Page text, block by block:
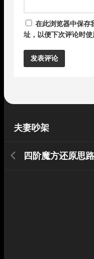
在此浏览器中保存
址，以便下次评论时使
夫妻吵架
四阶魔方还原思